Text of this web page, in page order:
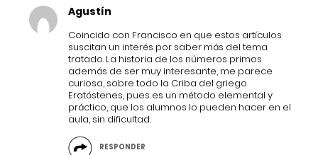
Agustín
Coincido con Francisco en que estos artículos
suscitan un interés por saber más del tema
tratado. La historia de los números primos
además de ser muy interesante, me parece
curiosa, sobre todo la Criba del griego
Eratóstenes, pues es un método elemental y
práctico, que los alumnos lo pueden hacer en el
aula, sin dificultad.
RESPONDER